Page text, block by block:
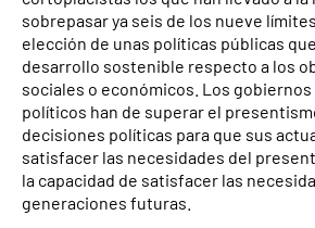
sobrepasar ya seis de los nueve
elección de unas políticas públicas
desarrollo sostenible respecto a los
sociales o económicos. Los
políticos han de superar el
decisiones políticas para que sus
satisfacer las necesidades del
la capacidad de satisfacer las
generaciones futuras.